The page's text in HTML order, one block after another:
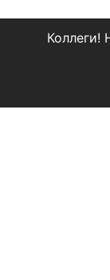
Коллеги!